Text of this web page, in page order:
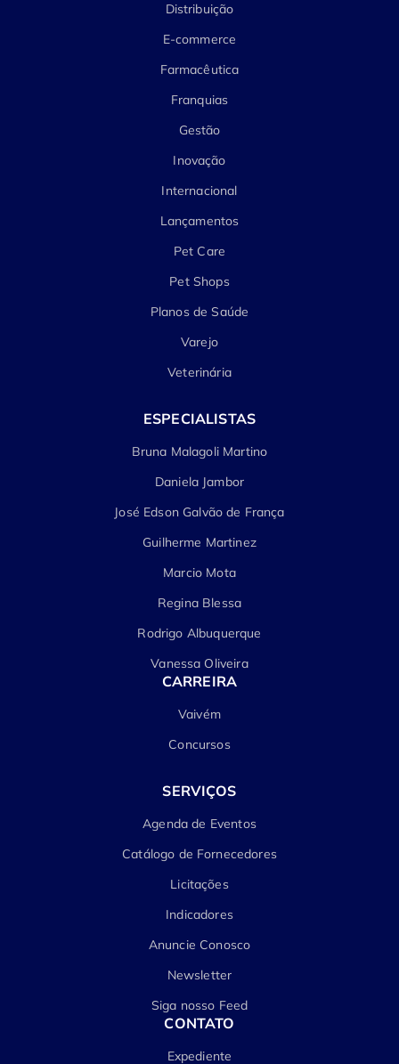
Distribuição
E-commerce
Farmacêutica
Franquias
Gestão
Inovação
Internacional
Lançamentos
Pet Care
Pet Shops
Planos de Saúde
Varejo
Veterinária
ESPECIALISTAS
Bruna Malagoli Martino
Daniela Jambor
José Edson Galvão de França
Guilherme Martinez
Marcio Mota
Regina Blessa
Rodrigo Albuquerque
Vanessa Oliveira
CARREIRA
Vaivém
Concursos
SERVIÇOS
Agenda de Eventos
Catálogo de Fornecedores
Licitações
Indicadores
Anuncie Conosco
Newsletter
Siga nosso Feed
CONTATO
Expediente